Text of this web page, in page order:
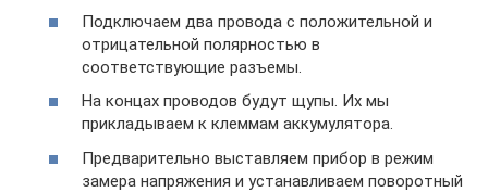
Подключаем два провода с положительной и
отрицательной полярностью в
соответствующие разъемы.
На концах проводов будут щупы. Их мы
прикладываем к клеммам аккумулятора.
Предварительно выставляем прибор в режим
замера напряжения и устанавливаем поворотный